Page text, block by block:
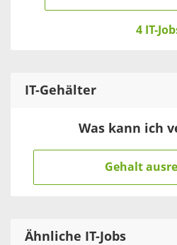
4 IT-
IT-Gehälter
Was kann ich
Gehalt
Ähnliche IT-Jobs